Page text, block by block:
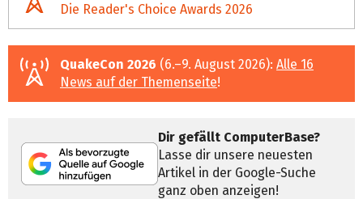
Die Reader's Choice Awards 2026
QuakeCon 2026 (6.–9. August 2026): Alle 16
News auf der Themenseite!
Dir gefällt ComputerBase?
Lasse dir unsere neuesten
Artikel in der Google-Suche
ganz oben anzeigen!